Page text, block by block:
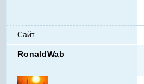
Сайт
RonaldWab